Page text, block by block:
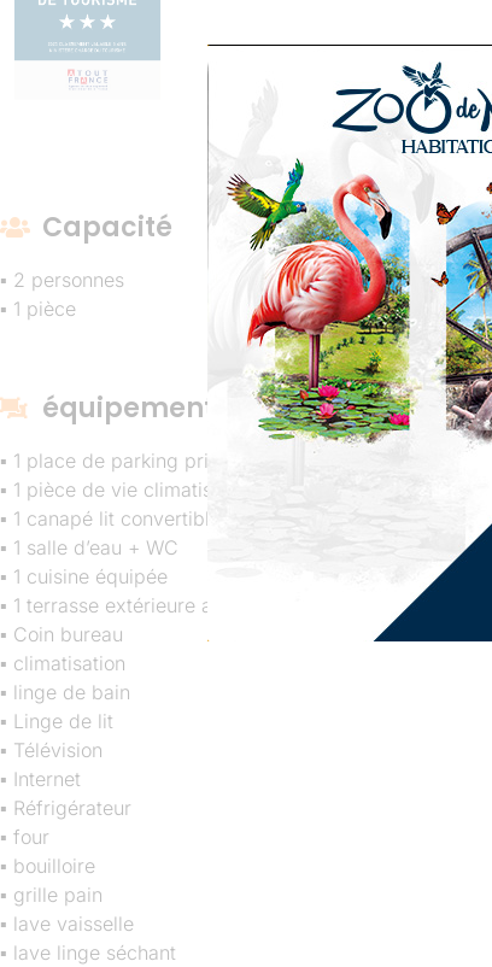
Capacité
▪ 2 personnes
▪ 1 pièce
équipements
▪ 1 place de parking privé
▪ 1 pièce de vie climatisée ouvrant sur la terrasse
▪ 1 canapé lit convertible
▪ 1 salle d’eau + WC
▪ 1 cuisine équipée
▪ 1 terrasse extérieure avec coin salon et mange-debout
▪ Coin bureau
▪ climatisation
▪ linge de bain
▪ Linge de lit
▪ Télévision
▪ Internet
▪ Réfrigérateur
▪ four
▪ bouilloire
▪ grille pain
▪ lave vaisselle
▪ lave linge séchant